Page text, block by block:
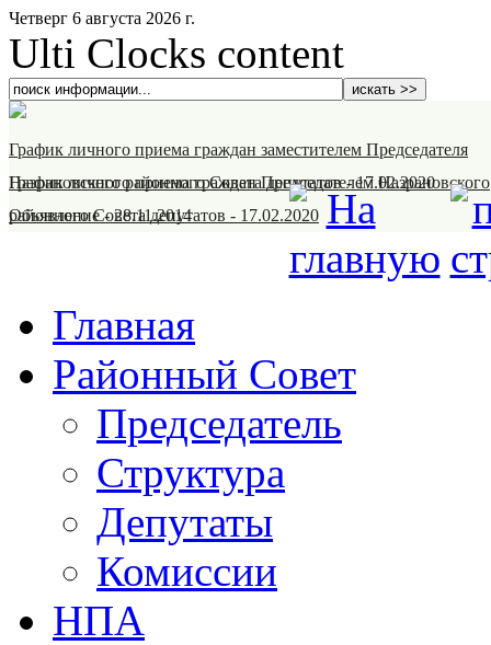
Четверг 6 августа 2026 г.
Ulti Clocks content
График личного приема граждан заместителем Председателя
Назрановского районного Совета депутатов-17.02.2020
График личного приема граждан Председателем Назрановского
районного Совета депутатов - 17.02.2020
Объявление-28.11.2014
Главная
Районный Совет
Председатель
Структура
Депутаты
Комиссии
НПА